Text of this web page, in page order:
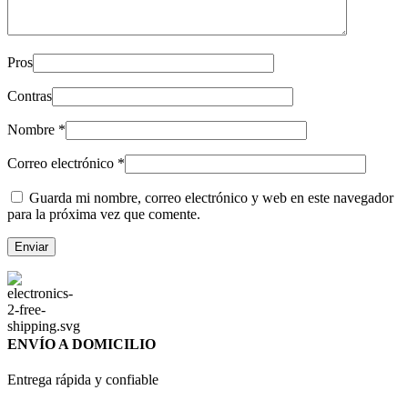
Pros
Contras
Nombre *
Correo electrónico *
Guarda mi nombre, correo electrónico y web en este navegador
para la próxima vez que comente.
ENVÍO A DOMICILIO
Entrega rápida y confiable